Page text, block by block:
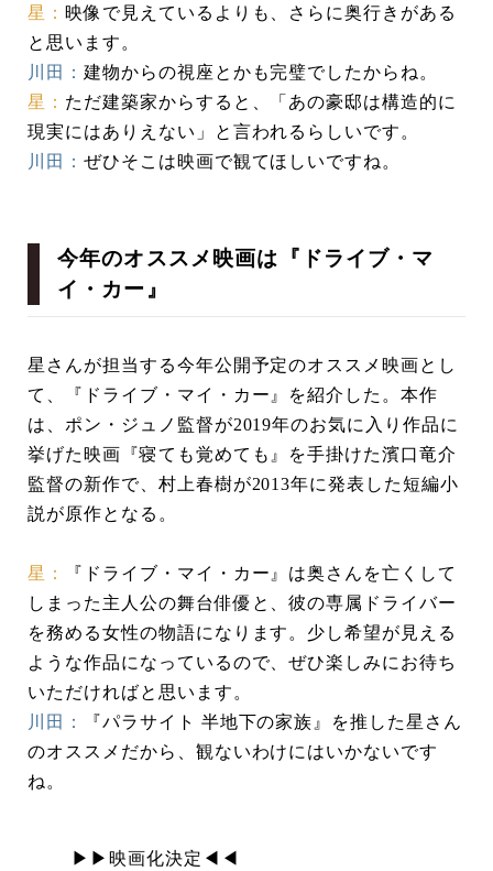
星： 映像で見えているよりも、さらに奥行きがある
と思います。
川田： 建物からの視座とかも完璧でしたからね。
星： ただ建築家からすると、「あの豪邸は構造的に
現実にはありえない」と言われるらしいです。
川田： ぜひそこは映画で観てほしいですね。
今年のオススメ映画は『ドライブ・マ
イ・カー』
星さんが担当する今年公開予定のオススメ映画とし
て、『ドライブ・マイ・カー』を紹介した。本作
は、ポン・ジュノ監督が2019年のお気に入り作品に
挙げた映画『寝ても覚めても』を手掛けた濱口竜介
監督の新作で、村上春樹が2013年に発表した短編小
説が原作となる。
星：
『ドライブ・マイ・カー』は奥さんを亡くして
しまった主人公の舞台俳優と、彼の専属ドライバー
を務める女性の物語になります。少し希望が見える
ような作品になっているので、ぜひ楽しみにお待ち
いただければと思います。
川田：
『パラサイト 半地下の家族』を推した星さん
のオススメだから、観ないわけにはいかないです
ね。
▶︎▶︎映画化決定◀︎◀︎